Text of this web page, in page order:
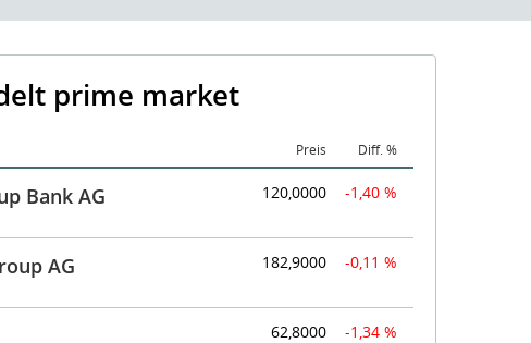
prime market
Preis Diff. %
Bank AG 120,0000 -1,40 %
AG 182,9000 -0,11 %
62,8000 -1,34 %